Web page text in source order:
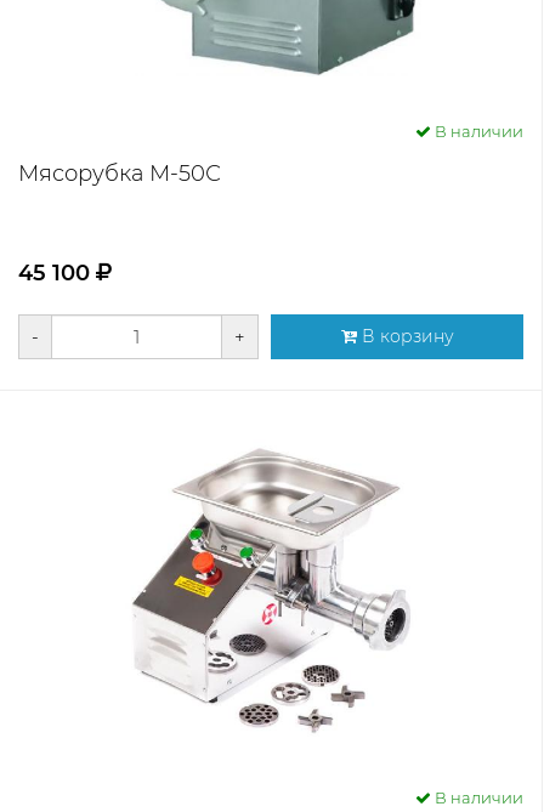
В наличии
Мясорубка М-50С
45 100
- + В корзину
В наличии